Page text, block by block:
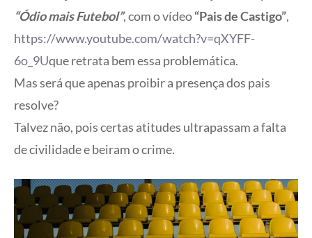
“Ódio mais Futebol”, com o vídeo“Pais de Castigo”,
https://www.youtube.com/watch?v=qXYFF-
6o_9Uque retrata bem essa problemática.
Mas será que apenas proibir a presença dos pais
resolve?
Talvez não, pois certas atitudes ultrapassam a falta
de civilidade e beiram o crime.